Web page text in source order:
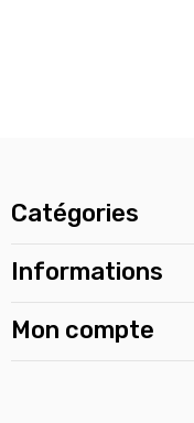
Catégories
Informations
Mon compte